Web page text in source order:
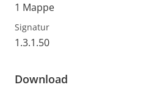
1 Mappe
Signatur
1.3.1.50
Download